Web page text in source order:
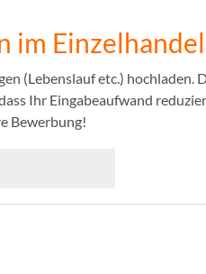
im
(Lebenslauf etc.)
Ihr Eingabeaufwand
Bewerbung!